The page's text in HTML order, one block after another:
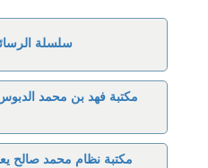
سلسلة
مكتبة فهد بن محمد
مكتبة نظام محمد صالح